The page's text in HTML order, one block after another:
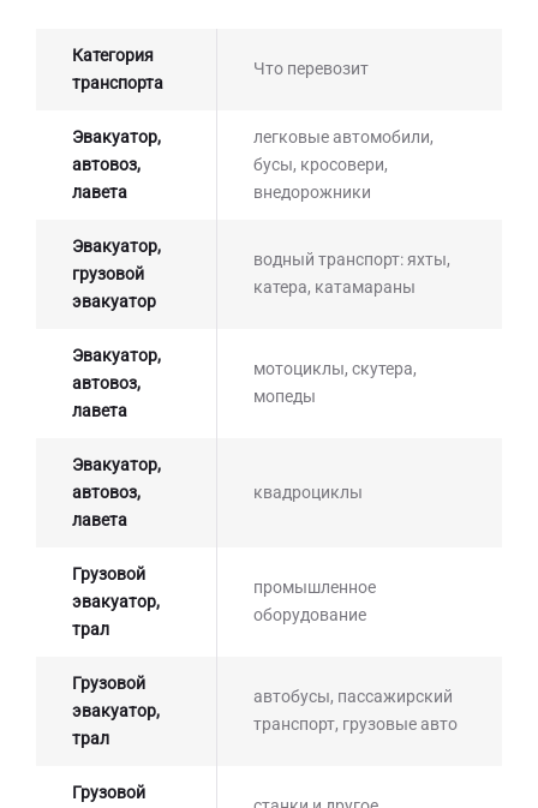
Категория
транспорта
Что перевозит
Эвакуатор,
автовоз,
лавета
легковые автомобили,
бусы, кросовери,
внедорожники
Эвакуатор,
грузовой
эвакуатор
водный транспорт: яхты,
катера, катамараны
Эвакуатор,
автовоз,
лавета
мотоциклы, скутера,
мопеды
Эвакуатор,
автовоз,
лавета
квадроциклы
Грузовой
эвакуатор,
трал
промышленное
оборудование
Грузовой
эвакуатор,
трал
автобусы, пассажирский
транспорт, грузовые авто
Грузовой